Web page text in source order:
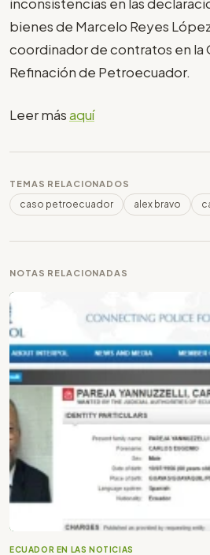
bienes de Marcelo Reyes
coordinador de contratos en la
Refinación de Petroecuador.
Leer másaquí
TEMAS RELACIONADOS
caso petroecuador alex bravo
NOTAS RELACIONADAS
ECUADOR EN LAS NOTICIAS